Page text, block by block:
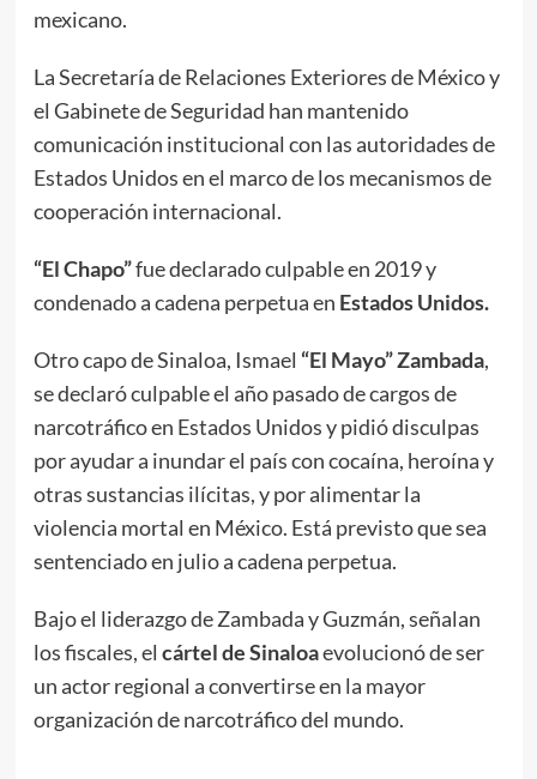
mexicano.
La Secretaría de Relaciones Exteriores de México y
el Gabinete de Seguridad han mantenido
comunicación institucional con las autoridades de
Estados Unidos en el marco de los mecanismos de
cooperación internacional.
“El Chapo”fue declarado culpable en 2019 y
condenado a cadena perpetua en Estados Unidos.
Otro capo de Sinaloa, Ismael “El Mayo” Zambada,
se declaró culpable el año pasado de cargos de
narcotráfico en Estados Unidos y pidió disculpas
por ayudar a inundar el país con cocaína, heroína y
otras sustancias ilícitas, y por alimentar la
violencia mortal en México. Está previsto que sea
sentenciado en julio a cadena perpetua.
Bajo el liderazgo de Zambada y Guzmán, señalan
los fiscales, el cártel de Sinaloaevolucionó de ser
un actor regional a convertirse en la mayor
organización de narcotráfico del mundo.